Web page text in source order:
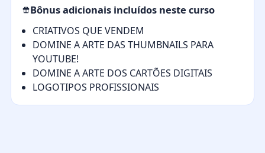
Bônus adicionais incluídos neste curso
CRIATIVOS QUE VENDEM
DOMINE A ARTE DAS THUMBNAILS PARA
YOUTUBE!
DOMINE A ARTE DOS CARTÕES DIGITAIS
LOGOTIPOS PROFISSIONAIS